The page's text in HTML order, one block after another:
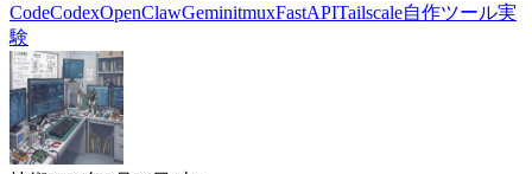
CodeCodexOpenClawGeminitmuxFastAPITailscale自作ツール実
験